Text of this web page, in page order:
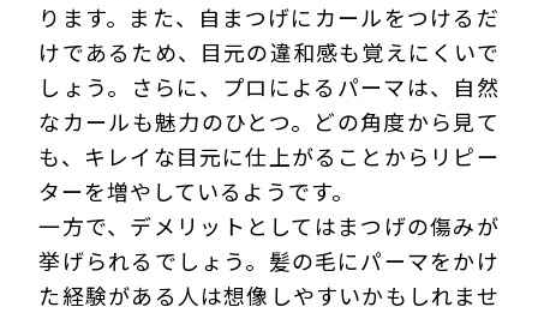
ります。また、自まつげにカールをつけるだ
けであるため、目元の違和感も覚えにくいで
しょう。さらに、プロによるパーマは、自然
なカールも魅力のひとつ。どの角度から見て
も、キレイな目元に仕上がることからリピー
ターを増やしているようです。
一方で、デメリットとしてはまつげの傷みが
挙げられるでしょう。髪の毛にパーマをかけ
た経験がある人は想像しやすいかもしれませ